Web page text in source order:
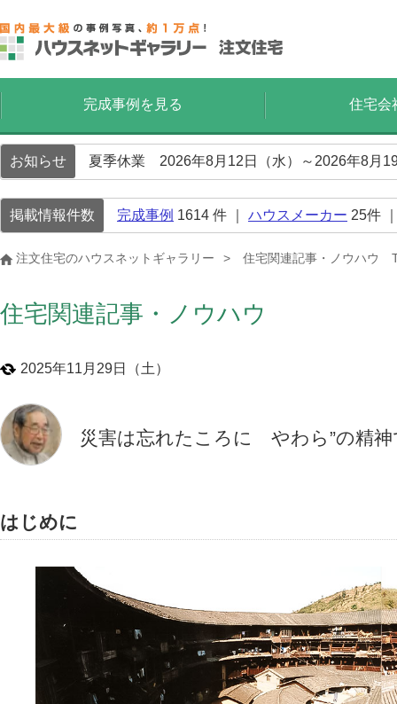
完成事例を見る 住宅会
お知らせ 夏季休業 2026年8月12日（水）～2026年8月
掲載情報件数 完成事例 1614 件 ｜ ハウスメーカー 25件
注文住宅のハウスネットギャラリー 住宅関連記事・ノウハウ
住宅関連記事・ノウハウ
2025年11月29日（土）
災害は忘れたころに やわら”の精神
はじめに